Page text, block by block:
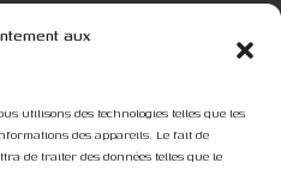
aux
utilisons des technologies telles que les
des appareils. Le fait de
de traiter des données telles que le